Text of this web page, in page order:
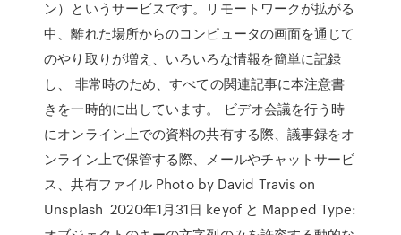
ン）というサービスです。リモートワークが拡がる
中、離れた場所からのコンピュータの画面を通じて
のやり取りが増え、いろいろな情報を簡単に記録
し、 非常時のため、すべての関連記事に本注意書
きを一時的に出しています。 ビデオ会議を行う時
にオンライン上での資料の共有する際、議事録をオ
ンライン上で保管する際、メールやチャットサービ
ス、共有ファイル Photo by David Travis on
Unsplash 2020年1月31日 keyof と Mapped Type: